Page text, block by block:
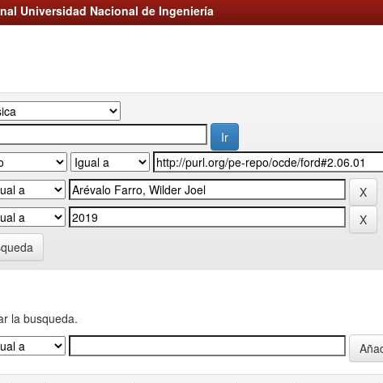
Universidad Nacional de Ingeniería
la busqueda.